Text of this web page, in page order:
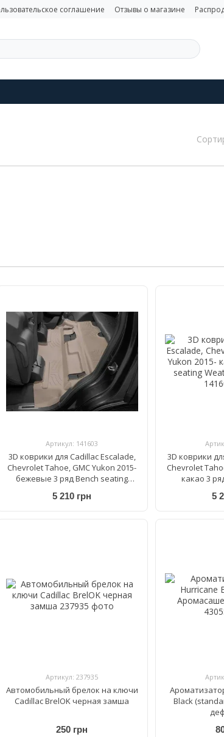
соглашение Отзывы о магазине
Артикул: 141603
3D коврики для Cadillac Escalade,
Chevrolet Tahoe, GMC Yukon 2015-
бежевые 3 ряд Bench seating
5 210 грн
3D коврики
Chevrolet
какао 3
5
Артикул: 237935
Автомобильный брелок на ключи
Cadillac BrelOK черная замша
250 грн
Black